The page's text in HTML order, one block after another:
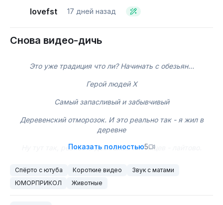
lovefst 17 дней назад
Снова видео-дичь
Это уже традиция что ли? Начинать с обезьян…
Герой людей X
Самый запасливый и забывчивый
Деревенский отморозок. И это реально так - я жил в
деревне
Ну тут так, ревность домашних питомцев - лайтово.
Показать полностью5
Спёрто с ютуба Короткие видео
Звук с матами
ЮМОРПРИКОЛ
Животные